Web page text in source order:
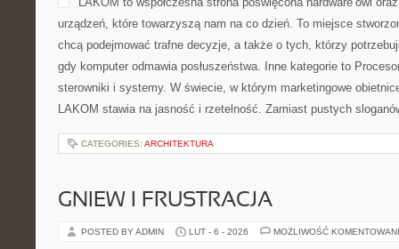
urządzeń, które towarzyszą nam na co dzień. To miejsce
chcą podejmować trafne decyzje, a także o tych, którzy
gdy komputer odmawia posłuszeństwa. Inne kategorie to
sterowniki i systemy. W świecie, w którym marketingowe
LAKOM stawia na jasność i rzetelność. Zamiast pustych
CATEGORIES: ARCHITEKTURA
GNIEW I FRUSTRACJA
POSTED BY ADMIN LUT - 6 - 2026 MOŻLIWOŚĆ